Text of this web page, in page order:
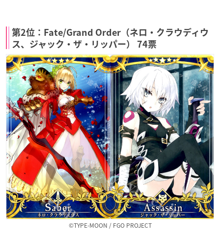
第2位：Fate/Grand Order（ネロ・クラウディウ
ス、ジャック・ザ・リッパー） 74票
©TYPE-MOON / FGO PROJECT